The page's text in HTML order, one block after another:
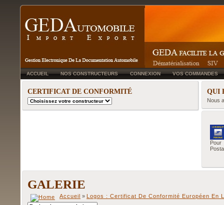
ACCUEIL NOS CONSTRUCTEURS CONNEXION VOS COMMANDES
CERTIFICAT DE CONFORMITÉ QUI
Nous
GALERIE
Accueil » Logos : Certificat De Conformité Européen En